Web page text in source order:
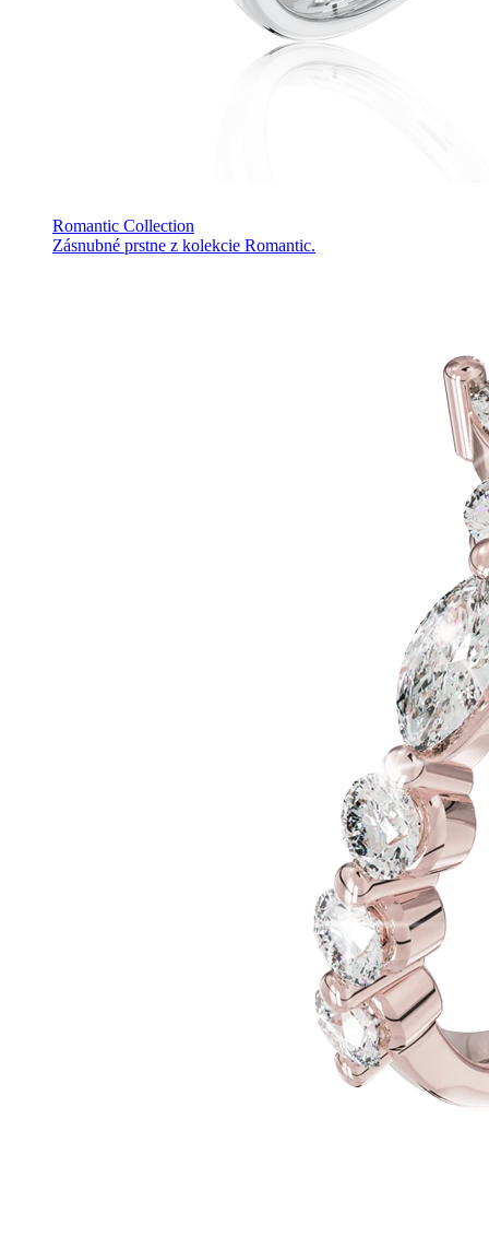
Romantic Collection
Zásnubné prstne z kolekcie Romantic.